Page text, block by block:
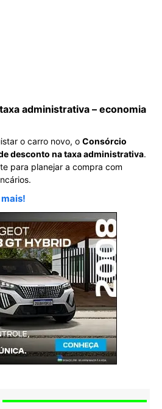
administrativa – economia
o carro novo, o Consórcio
desconto na taxa administrativa.
para planejar a compra com